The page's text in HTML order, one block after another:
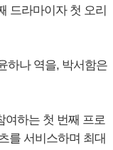
드라마이자 첫 오리
하나 역을, 박서함은
여하는 첫 번째 프로
를 서비스하며 최대